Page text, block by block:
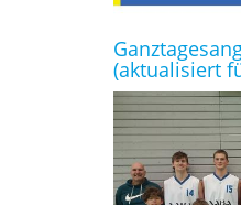
(aktualisiert